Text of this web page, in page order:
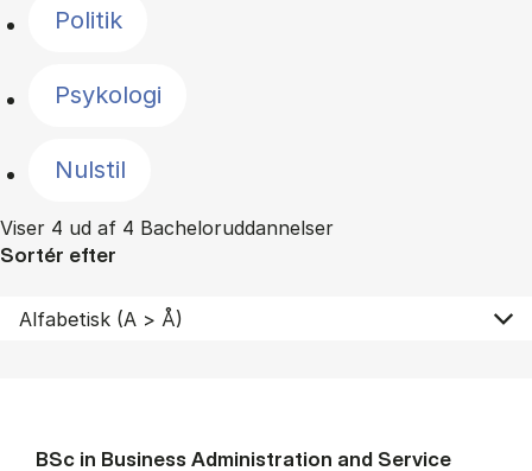
Politik
Psykologi
Nulstil
Viser 4 ud af 4 Bacheloruddannelser
Sortér efter
BSc in Busi­ness Ad­min­is­tra­tion and Ser­vice